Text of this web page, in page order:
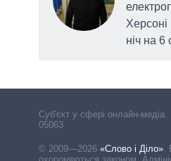
Херсоні
ніч на 6
Cуб'єкт у сфері онлайн-медіа.
05063
© 2009—2026 «Слово і Діло».